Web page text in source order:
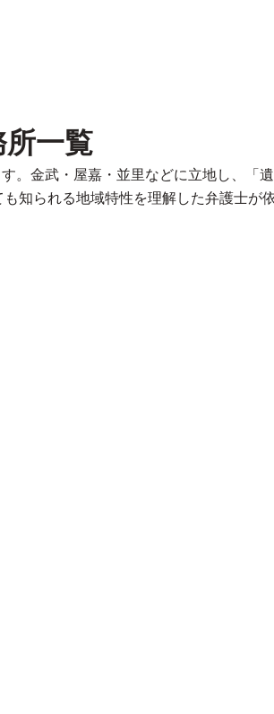
一覧
。金武・屋嘉・並里などに立地し、
知られる地域特性を理解した弁護士